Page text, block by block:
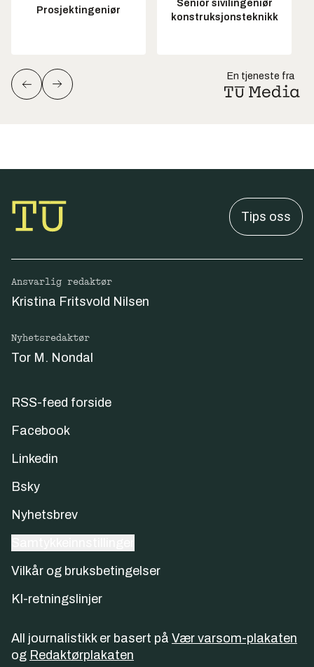
Prosjektingeniør
Senior sivilingeniør
konstruksjonsteknikk
En tjeneste fra
Tips oss
Ansvarlig redaktør
Kristina Fritsvold Nilsen
Nyhetsredaktør
Tor M. Nondal
RSS-feed forside
Facebook
Linkedin
Bsky
Nyhetsbrev
Vilkår og bruksbetingelser
KI-retningslinjer
All journalistikk er basert på Vær varsom-plakaten
og Redaktørplakaten